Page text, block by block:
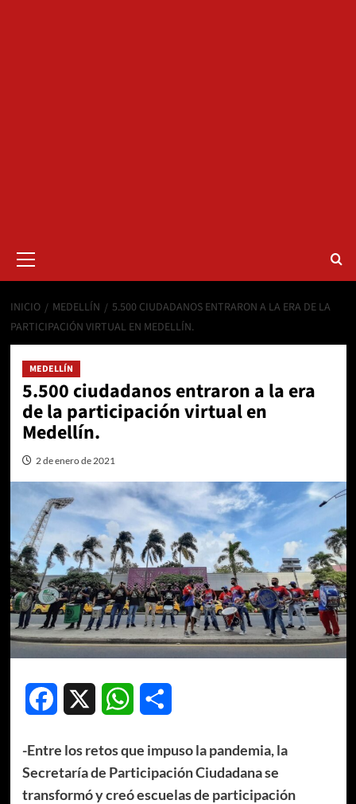
primario
INICIO MEDELLÍN
5.500 CIUDADANOS ENTRARON A LA ERA DE LA
PARTICIPACIÓN VIRTUAL EN MEDELLÍN.
MEDELLÍN
5.500 ciudadanos entraron a la era
de la participación virtual en
Medellín.
2 de enero de 2021
Facebook WhatsApp
-Entre los retos que impuso la pandemia, la
Secretaría de Participación Ciudadana se
transformó y creó escuelas de participación